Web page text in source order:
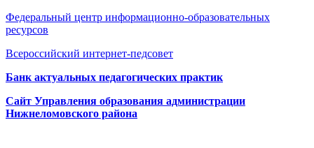
Федеральный центр информационно-образовательных
ресурсов
Всероссийский интернет-педсовет
Банк актуальных педагогических практик
Сайт Управления образования администрации
Нижнеломовского района